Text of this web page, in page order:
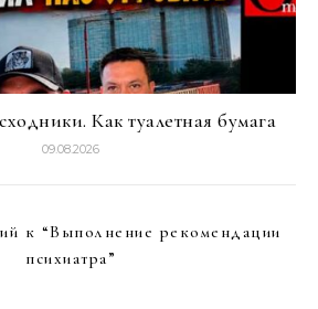
Как туалетная бумага
09.08.2026
к “Выполнение рекомендации
психиатра”